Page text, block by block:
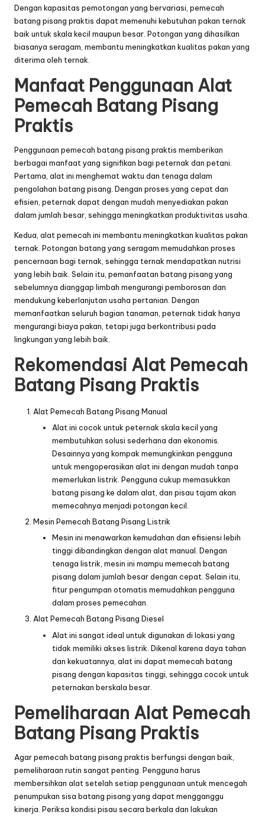
Dengan kapasitas pemotongan yang bervariasi, pemecah
batang pisang praktis dapat memenuhi kebutuhan pakan ternak
baik untuk skala kecil maupun besar. Potongan yang dihasilkan
biasanya seragam, membantu meningkatkan kualitas pakan yang
diterima oleh ternak.
Manfaat Penggunaan Alat
Pemecah Batang Pisang
Praktis
Penggunaan pemecah batang pisang praktis memberikan
berbagai manfaat yang signifikan bagi peternak dan petani.
Pertama, alat ini menghemat waktu dan tenaga dalam
pengolahan batang pisang. Dengan proses yang cepat dan
efisien, peternak dapat dengan mudah menyediakan pakan
dalam jumlah besar, sehingga meningkatkan produktivitas usaha.
Kedua, alat pemecah ini membantu meningkatkan kualitas pakan
ternak. Potongan batang yang seragam memudahkan proses
pencernaan bagi ternak, sehingga ternak mendapatkan nutrisi
yang lebih baik. Selain itu, pemanfaatan batang pisang yang
sebelumnya dianggap limbah mengurangi pemborosan dan
mendukung keberlanjutan usaha pertanian. Dengan
memanfaatkan seluruh bagian tanaman, peternak tidak hanya
mengurangi biaya pakan, tetapi juga berkontribusi pada
lingkungan yang lebih baik.
Rekomendasi Alat Pemecah
Batang Pisang Praktis
Alat Pemecah Batang Pisang Manual
Alat ini cocok untuk peternak skala kecil yang
membutuhkan solusi sederhana dan ekonomis.
Desainnya yang kompak memungkinkan pengguna
untuk mengoperasikan alat ini dengan mudah tanpa
memerlukan listrik. Pengguna cukup memasukkan
batang pisang ke dalam alat, dan pisau tajam akan
memecahnya menjadi potongan kecil.
Mesin Pemecah Batang Pisang Listrik
Mesin ini menawarkan kemudahan dan efisiensi lebih
tinggi dibandingkan dengan alat manual. Dengan
tenaga listrik, mesin ini mampu memecah batang
pisang dalam jumlah besar dengan cepat. Selain itu,
fitur pengumpan otomatis memudahkan pengguna
dalam proses pemecahan.
Alat Pemecah Batang Pisang Diesel
Alat ini sangat ideal untuk digunakan di lokasi yang
tidak memiliki akses listrik. Dikenal karena daya tahan
dan kekuatannya, alat ini dapat memecah batang
pisang dengan kapasitas tinggi, sehingga cocok untuk
peternakan berskala besar.
Pemeliharaan Alat Pemecah
Batang Pisang Praktis
Agar pemecah batang pisang praktis berfungsi dengan baik,
pemeliharaan rutin sangat penting. Pengguna harus
membersihkan alat setelah setiap penggunaan untuk mencegah
penumpukan sisa batang pisang yang dapat mengganggu
kinerja. Periksa kondisi pisau secara berkala dan lakukan